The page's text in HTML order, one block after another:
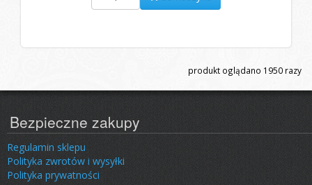
produkt oglądano 1950 razy
Bezpieczne zakupy
Regulamin sklepu
Polityka zwrotów i wysyłki
Polityka prywatności